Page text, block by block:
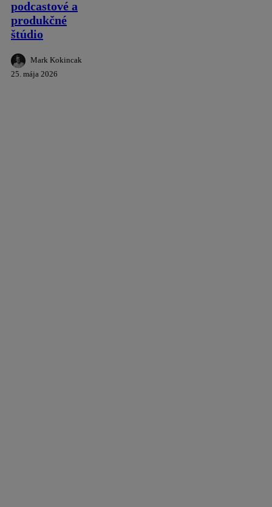
podcastové a
produkčné
štúdio
Mark Kokincak
25. mája 2026